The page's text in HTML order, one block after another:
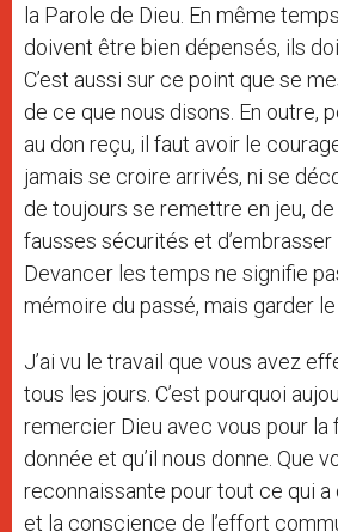
la Parole de Dieu. En même
doivent être bien dépensés, ils
C’est aussi sur ce point que se
de ce que nous disons. En outre,
au don reçu, il faut avoir le
jamais se croire arrivés, ni se
de toujours se remettre en jeu,
fausses sécurités et d’embrasser
Devancer les temps ne signifie
mémoire du passé, mais garder le
J’ai vu le travail que vous avez
tous les jours. C’est pourquoi
remercier Dieu avec vous pour la
donnée et qu’il nous donne. Que
reconnaissante pour tout ce qui
et la conscience de l’effort